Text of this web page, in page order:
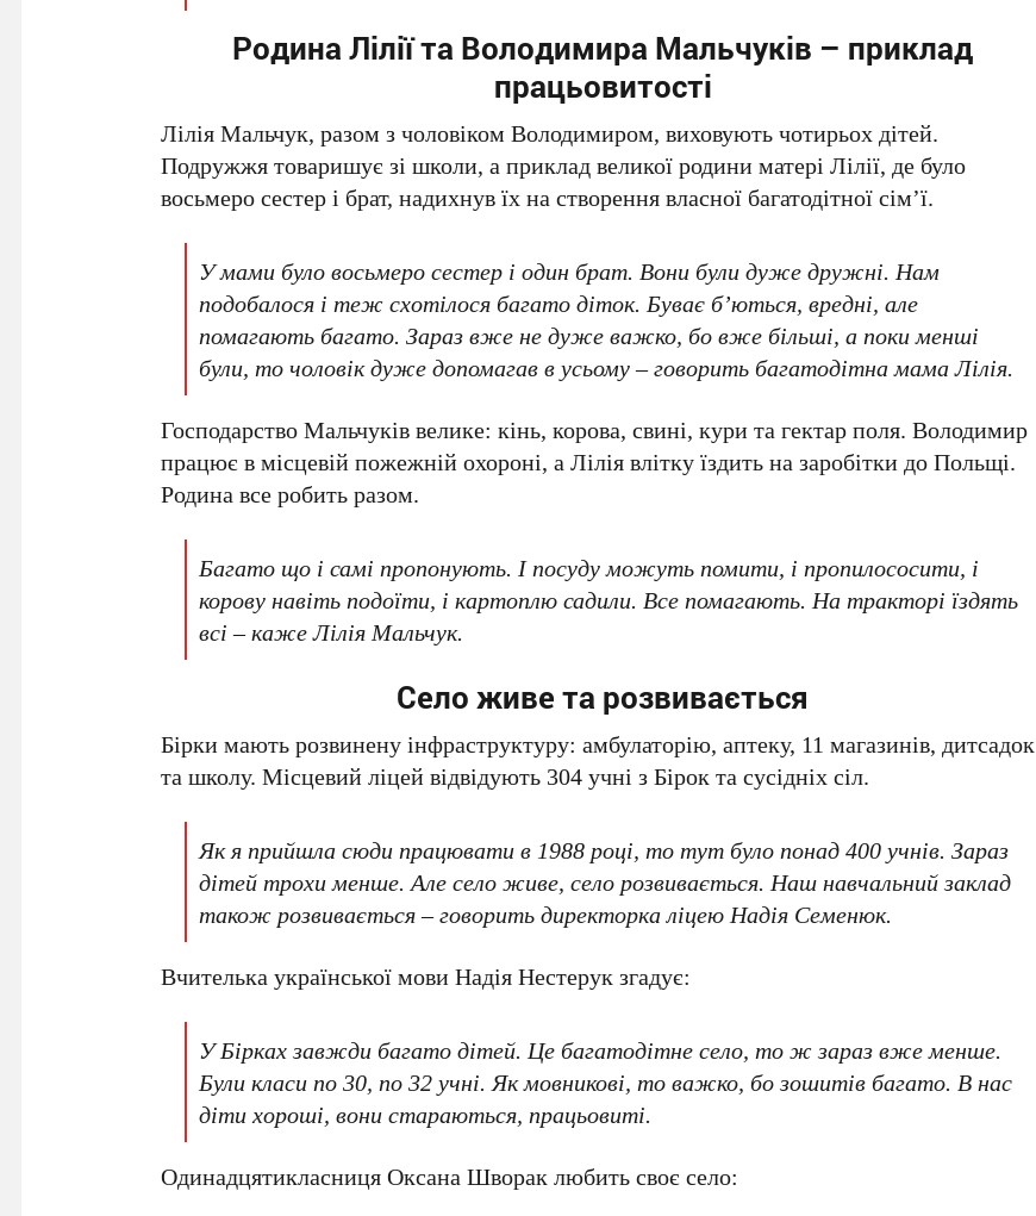
Родина Лілії та Володимира Мальчуків – приклад
працьовитості
Лілія Мальчук, разом з чоловіком Володимиром, виховують чотирьох дітей.
Подружжя товаришує зі школи, а приклад великої родини матері Лілії, де було
восьмеро сестер і брат, надихнув їх на створення власної багатодітної сім’ї.
У мами було восьмеро сестер і один брат. Вони були дуже дружні. Нам
подобалося і теж схотілося багато діток. Буває б’ються, вредні, але
помагають багато. Зараз вже не дуже важко, бо вже більші, а поки менші
були, то чоловік дуже допомагав в усьому – говорить багатодітна мама Лілія.
Господарство Мальчуків велике: кінь, корова, свині, кури та гектар поля. Володимир
працює в місцевій пожежній охороні, а Лілія влітку їздить на заробітки до Польщі.
Родина все робить разом.
Багато що і самі пропонують. І посуду можуть помити, і пропилососити, і
корову навіть подоїти, і картоплю садили. Все помагають. На тракторі їздять
всі – каже Лілія Мальчук.
Село живе та розвивається
Бірки мають розвинену інфраструктуру: амбулаторію, аптеку, 11 магазинів, дитсадок
та школу. Місцевий ліцей відвідують 304 учні з Бірок та сусідніх сіл.
Як я прийшла сюди працювати в 1988 році, то тут було понад 400 учнів. Зараз
дітей трохи менше. Але село живе, село розвивається. Наш навчальний заклад
також розвивається – говорить директорка ліцею Надія Семенюк.
Вчителька української мови Надія Нестерук згадує:
У Бірках завжди багато дітей. Це багатодітне село, то ж зараз вже менше.
Були класи по 30, по 32 учні. Як мовникові, то важко, бо зошитів багато. В нас
діти хороші, вони стараються, працьовиті.
Одинадцятикласниця Оксана Шворак любить своє село: